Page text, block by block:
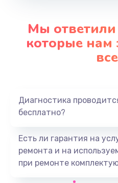
Замена
от
от
от
Мы
которые
Диагностика
бесплатно?
Есть ли гарантия на
ремонта и на
при ремонте